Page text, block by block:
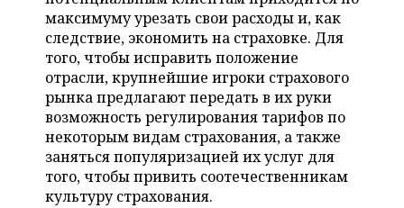
ХОККЕЙ С МЯЧОМ
ПРОИСШЕСТВИЯ
максимуму урезать свои расходы и, как
следствие, экономить на страховке. Для
того, чтобы исправить положение
отрасли, крупнейшие игроки страхового
рынка предлагают передать в их руки
возможность регулирования тарифов по
некоторым видам страхования, а также
заняться популяризацией их услуг для
того, чтобы привить соотечественникам
культуру страхования.